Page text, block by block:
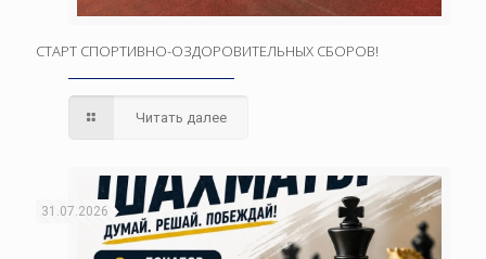
СТАРТ СПОРТИВНО-ОЗДОРОВИТЕЛЬНЫХ СБОРОВ!
Читать далее
31.07.2026